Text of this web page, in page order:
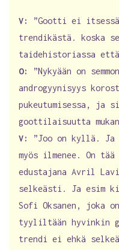
V:
”Gootti ei
trendikästä. koska
taidehistoriassa
O:
”Nykyään on
androgyynisyys
pukeutumisessa, ja
goottilaisuutta
V:
”Joo on kyllä.
myös ilmenee. On
edustajana Avril
selkeästi. Ja esim
Sofi Oksanen, joka
tyyliltään hyvinkin
trendi ei ehkä